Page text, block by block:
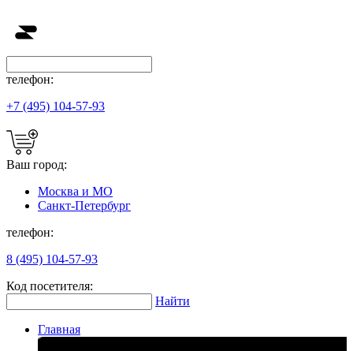
телефон:
+7 (495) 104-57-93
Ваш город:
Москва и МО
Санкт-Петербург
телефон:
8 (495) 104-57-93
Код посетителя:
Найти
Главная